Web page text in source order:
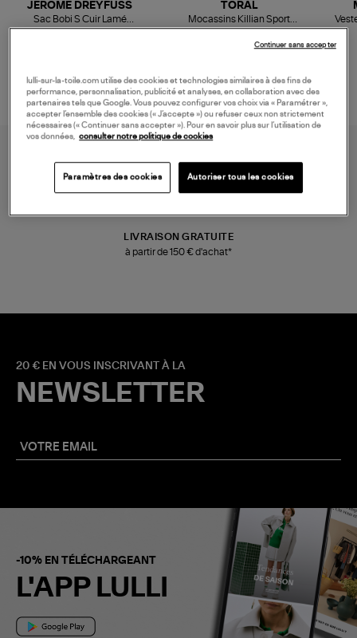
JEROME DREYFUSS
Sac Bobi S Cuir Lamé
Champagne
TORAL
Mocassins Killian Sport
Mousse
LIVRAISON GRATUITE
à partir de 150 € d'achat*
20 € EN VOUS INSCRIVANT À LA
NEWSLETTER
-10% EN TÉLÉCHARGEANT
L'APP LULLI
lulli-sur-la-toile.com utilise des cookies et technologies similaires à des fins de
performance, personnalisation, publicité et analyses, en collaboration avec des
partenaires tels que Google. Vous pouvez configurer vos choix via « Paramétrer »,
accepter l’ensemble des cookies (« J’accepte ») ou refuser ceux non strictement
nécessaires (« Continuer sans accepter »). Pour en savoir plus sur l’utilisation de
vos données, consulter notre politique de cookies
Paramètres des cookies Autoriser tous les cookies
Continuer sans accepter